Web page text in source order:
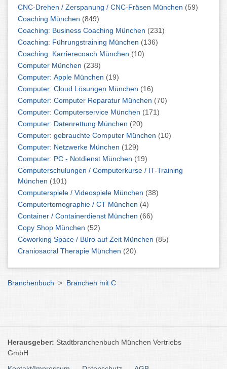
CNC-Drehen / Zerspanung / CNC-Fräsen München (59)
Coaching München (849)
Coaching: Business Coaching München (231)
Coaching: Führungstraining München (136)
Coaching: Karrierecoach München (10)
Computer München (238)
Computer: Apple München (19)
Computer: Cloud Lösungen München (16)
Computer: Computer Reparatur München (70)
Computer: Computerservice München (171)
Computer: Datenrettung München (20)
Computer: gebrauchte Computer München (10)
Computer: Netzwerke München (129)
Computer: PC - Notdienst München (19)
Computerschulungen / Computerkurse / IT-Training
München (101)
Computerspiele / Videospiele München (38)
Computertomographie / CT München (4)
Container / Containerdienst München (66)
Copy Shop München (52)
Coworking Space / Büro auf Zeit München (85)
Craniosacral Therapie München (20)
Branchenbuch > Branchen mit C
Herausgeber: Stadtbranchenbuch München Vertriebs
GmbH